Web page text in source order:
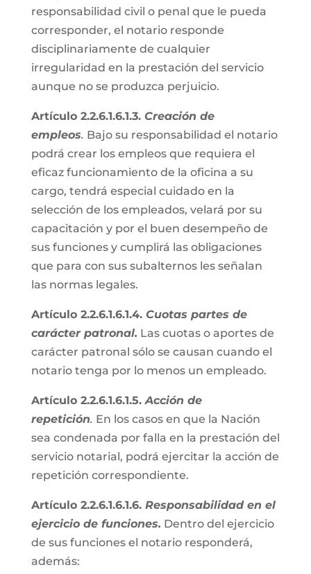
responsabilidad civil o penal que le pueda
corresponder, el notario responde
disciplinariamente de cualquier
irregularidad en la prestación del servicio
aunque no se produzca perjuicio.
Artículo 2.2.6.1.6.1.3. Creación de
empleos. Bajo su responsabilidad el notario
podrá crear los empleos que requiera el
eficaz funcionamiento de la oficina a su
cargo, tendrá especial cuidado en la
selección de los empleados, velará por su
capacitación y por el buen desempeño de
sus funciones y cumplirá las obligaciones
que para con sus subalternos les señalan
las normas legales.
Artículo 2.2.6.1.6.1.4. Cuotas partes de
carácter patronal. Las cuotas o aportes de
carácter patronal sólo se causan cuando el
notario tenga por lo menos un empleado.
Artículo 2.2.6.1.6.1.5.Acción de
repetición. En los casos en que la Nación
sea condenada por falla en la prestación del
servicio notarial, podrá ejercitar la acción de
repetición correspondiente.
Artículo 2.2.6.1.6.1.6. Responsabilidad en el
ejercicio de funciones. Dentro del ejercicio
de sus funciones el notario responderá,
además: